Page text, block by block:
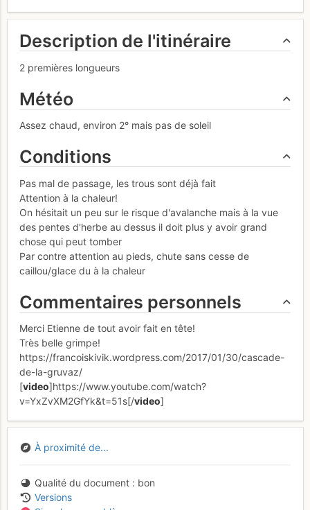
Description de l'itinéraire
2 premières longueurs
Météo
Assez chaud, environ 2° mais pas de soleil
Conditions
Pas mal de passage, les trous sont déjà fait
Attention à la chaleur!
On hésitait un peu sur le risque d'avalanche mais à la vue
des pentes d'herbe au dessus il doit plus y avoir grand
chose qui peut tomber
Par contre attention au pieds, chute sans cesse de
caillou/glace du à la chaleur
Commentaires personnels
Merci Etienne de tout avoir fait en tête!
Très belle grimpe!
https://francoiskivik.wordpress.com/2017/01/30/cascade-
de-la-gruvaz/
[video]https://www.youtube.com/watch?
v=YxZvXM2GfYk&t=51s[/video]
À proximité de...
Qualité du document
bon
Versions